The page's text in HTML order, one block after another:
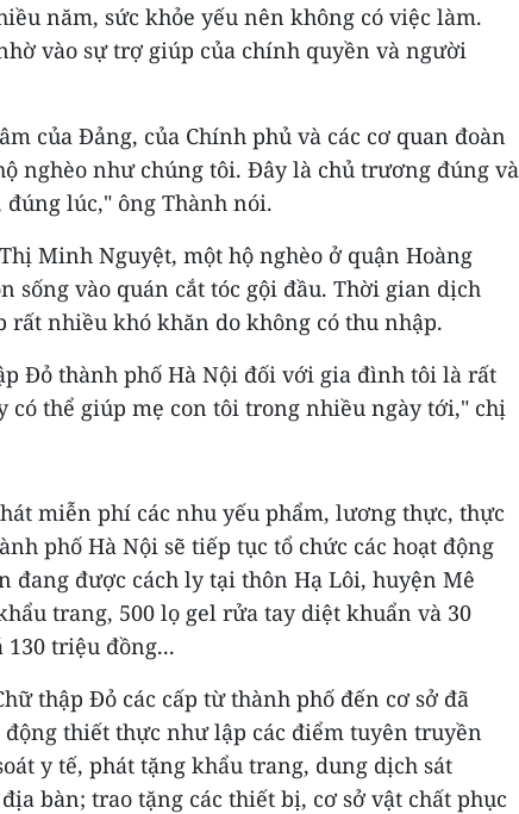
năm, sức khỏe yếu nên không có việc làm.
vào sự trợ giúp của chính quyền và người
của Đảng, của Chính phủ và các cơ quan đoàn
nghèo như chúng tôi. Đây là chủ trương đúng và
đúng lúc," ông Thành nói.
Minh Nguyệt, một hộ nghèo ở quận Hoàng
sống vào quán cắt tóc gội đầu. Thời gian dịch
rất nhiều khó khăn do không có thu nhập.
Đỏ thành phố Hà Nội đối với gia đình tôi là rất
có thể giúp mẹ con tôi trong nhiều ngày tới," chị
miễn phí các nhu yếu phẩm, lương thực, thực
phố Hà Nội sẽ tiếp tục tổ chức các hoạt động
đang được cách ly tại thôn Hạ Lôi, huyện Mê
trang, 500 lọ gel rửa tay diệt khuẩn và 30
triệu đồng...
thập Đỏ các cấp từ thành phố đến cơ sở đã
động thiết thực như lập các điểm tuyên truyền
y tế, phát tặng khẩu trang, dung dịch sát
bàn; trao tặng các thiết bị, cơ sở vật chất phục